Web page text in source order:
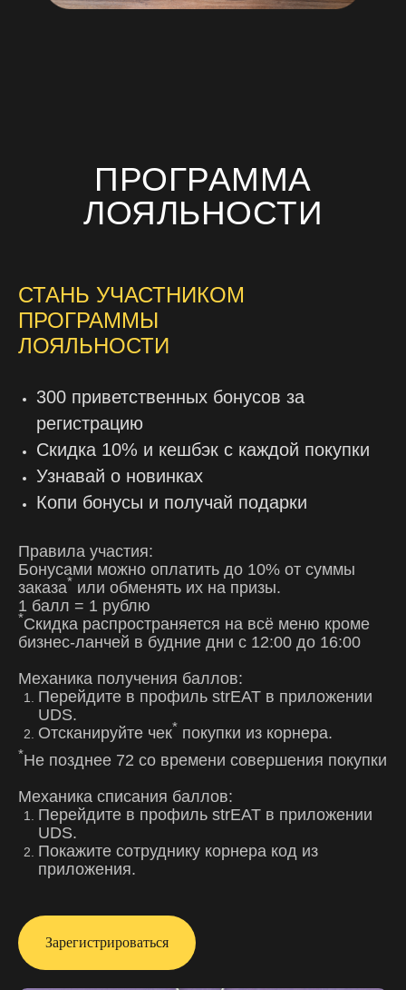
ПРОГРАММА
ЛОЯЛЬНОСТИ
СТАНЬ УЧАСТНИКОМ
ПРОГРАММЫ
ЛОЯЛЬНОСТИ
300 приветственных бонусов за
регистрацию
Скидка 10% и кешбэк с каждой покупки
Узнавай о новинках
Копи бонусы и получай подарки
Правила участия:
Бонусами можно оплатить до 10% от суммы
заказа* или обменять их на призы.
1 балл = 1 рублю
*Скидка распространяется на всё меню кроме
бизнес-ланчей в будние дни с 12:00 до 16:00
Механика получения баллов:
Перейдите в профиль strEAT в приложении
UDS.
Отсканируйте чек* покупки из корнера.
*Не позднее 72 со времени совершения покупки
Механика списания баллов:
Перейдите в профиль strEAT в приложении
UDS.
Покажите сотруднику корнера код из
приложения.
Зарегистрироваться